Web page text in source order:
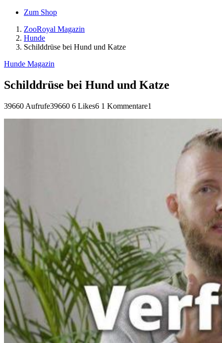
Zum Shop
ZooRoyal Magazin
Hunde
Schilddrüse bei Hund und Katze
Hunde Magazin
Schilddrüse bei Hund und Katze
39660 Aufrufe39660 6 Likes6 1 Kommentare1